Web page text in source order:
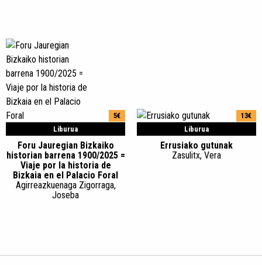
Liburua
5€
Foru Jauregian Bizkaiko
historian barrena 1900/2025 =
Viaje por la historia de
Bizkaia en el Palacio Foral
Agirreazkuenaga Zigorraga,
Joseba
Liburua
13€
Errusiako gutunak
Zasulitx, Vera